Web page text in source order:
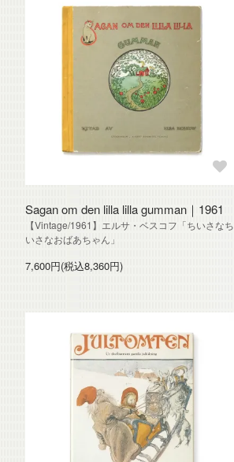
Sagan om den lilla lilla gumman｜1961
【Vintage/1961】エルサ・ベスコフ「ちいさなち
いさなおばあちゃん」
7,600円(税込8,360円)